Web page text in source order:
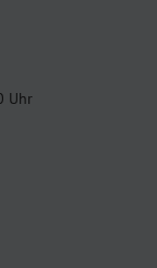
Uhr